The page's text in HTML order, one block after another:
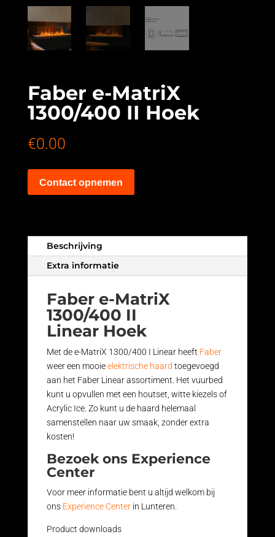
Faber e-MatriX
1300/400 II Hoek
€0.00
Contact opnemen
Beschrijving
Extra informatie
Faber e-MatriX
1300/400 II
Linear Hoek
Met de e-MatriX 1300/400 I Linear heeft Faber
weer een mooieelektrische haard toegevoegd
aan het Faber Linear assortiment. Het vuurbed
kunt u opvullen met een houtset, witte kiezels of
Acrylic Ice. Zo kunt u de haard helemaal
samenstellen naar uw smaak, zonder extra
kosten!
Bezoek ons Experience
Center
Voor meer informatie bent u altijd welkom bij
ons Experience Centerin Lunteren.
Product downloads